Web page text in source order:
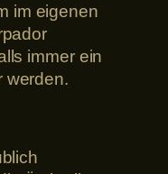
im eigenen
immer ein
werden.